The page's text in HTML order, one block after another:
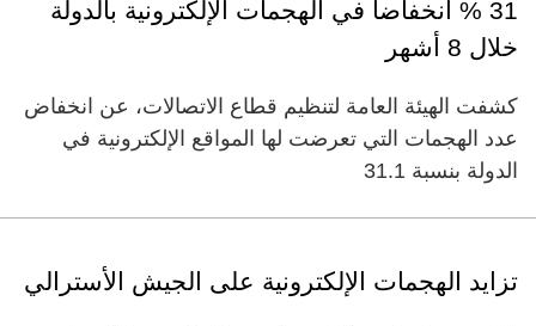
31 % انخفاضاً في الهجمات الإلكترونية بالدولة
خلال 8 أشهر
كشفت الهيئة العامة لتنظيم قطاع الاتصالات، عن انخفاض
عدد الهجمات التي تعرضت لها المواقع الإلكترونية في
الدولة بنسبة 31.1
تزايد الهجمات الإلكترونية على الجيش الأسترالي